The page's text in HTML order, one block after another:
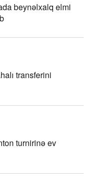
beynəlxalq elmi
transferini
turnirinə ev